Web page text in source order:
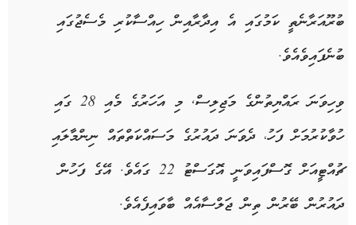
ބުރޫއަރާނެތީ ކަމުގައި އެ އިދާރާއިން ހިއްސާކުރި މެސެޖުގައި
ބުނެފައިވެއެވެ.
ވިހިވަނަ ރައްޔިތުންގެ މަޖިލިސް, މި އަހަރުގެ މެއި 28 ގައި
ހުވާކުރުމަށް ފަހު، ދެވަނަ ދައުރުގެ މަސައްކަތްތައް ނިންމާލައި
ޗުއްޓީއަށް ގޮސްފައިވަނީ އޮގަސްޓު 22 ގައެވެ. އޭގެ ފަހުން
ދައުރުން ބޭރުން ތިން ޖަލްސާއެއް ބާވައިފެއެވެ.